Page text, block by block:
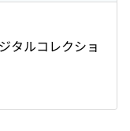
タルコレクショ